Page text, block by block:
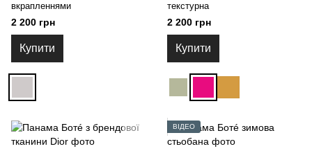
вкрапленнями
2 200 грн
Купити
текстурна
2 200 грн
Купити
ВІДЕО